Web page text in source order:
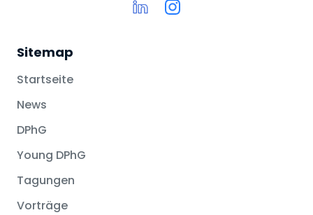
Sitemap
Startseite
News
DPhG
Young DPhG
Tagungen
Vorträge